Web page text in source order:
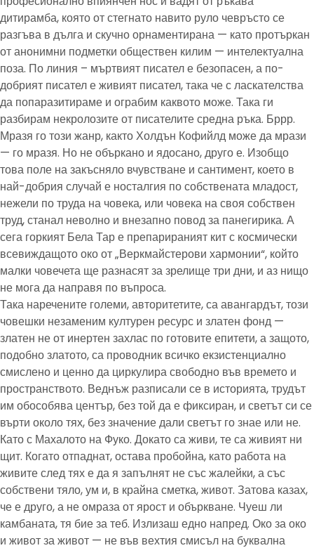
дитирамба, която от стегнато навито руло чевръсто се
разгъва в дълга и скучно орнаментирана — като протъркан
от анонимни подметки обществен килим — интелектуална
поза. По линия – мъртвият писател е безопасен, а по-
добрият писател е живият писател, така че с ласкателства
да попаразитираме и ограбим каквото може. Така ги
разбирам некролозите от писателите средна ръка. Бррр.
Мразя го този жанр, както Холдън Кофийлд може да мрази
— го мразя. Но не объркано и ядосано, друго е. Изобщо
това поле на закъсняло вчувстване и сантимент, което в
най-добрия случай е носталгия по собствената младост,
нежели по труда на човека, или човека на своя собствен
труд, станал неволно и внезапно повод за панегирика. А
сега горкият Бела Тар е препарираният кит с космически
всевиждащото око от „Веркмайстерови хармонии“, който
малки човечета ще разнасят за зрелище три дни, и аз нищо
не мога да направя по въпроса.
Така наречените големи, авторитетите, са авангардът, този
човешки незаменим културен ресурс и златен фонд —
златен не от инертен захлас по готовите епитети, а защото,
подобно златото, са проводник всичко екзистенциално
смислено и ценно да циркулира свободно във времето и
пространството. Веднъж разписали се в историята, трудът
им обособява център, без той да е фиксиран, и светът си се
върти около тях, без значение дали светът го знае или не.
Като с Махалото на Фуко. Докато са живи, те са живият ни
щит. Когато отпаднат, остава пробойна, като работа на
живите след тях е да я запълнят не със жалейки, а със
собствени тяло, ум и, в крайна сметка, живот. Затова казах,
че е друго, а не омраза от ярост и объркване. Чуеш ли
камбаната, тя бие за теб. Излизаш едно напред. Око за око
и живот за живот — не във вехтия смисъл на буквална